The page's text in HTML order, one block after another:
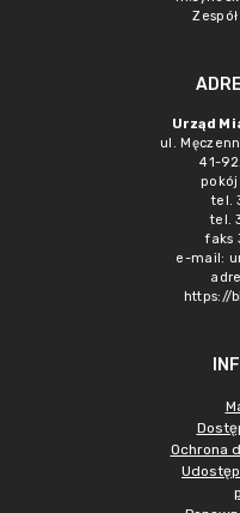
Urząd
ul.
41-
pokój
tel.
tel.
faks
e-mail:
https://
Ochrona